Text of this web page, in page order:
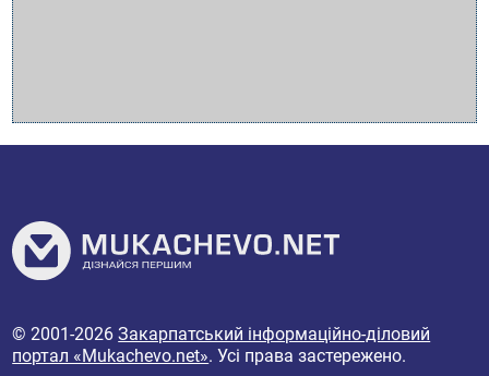
© 2001-2026Закарпатський інформаційно-діловий
портал «Mukachevo.net». Усі права застережено.